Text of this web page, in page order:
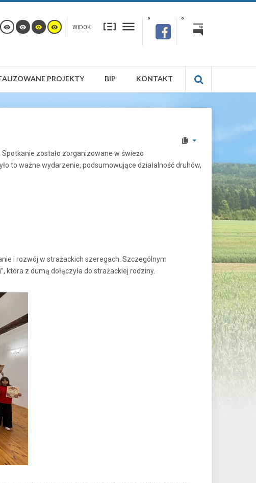
WIDOK
PROJEKTY BIP KONTAKT
zostało zorganizowane w świeżo
to ważne wydarzenie, podsumowujące działalność druhów,
i rozwój w strażackich szeregach. Szczególnym
która z dumą dołączyła do strażackiej rodziny.